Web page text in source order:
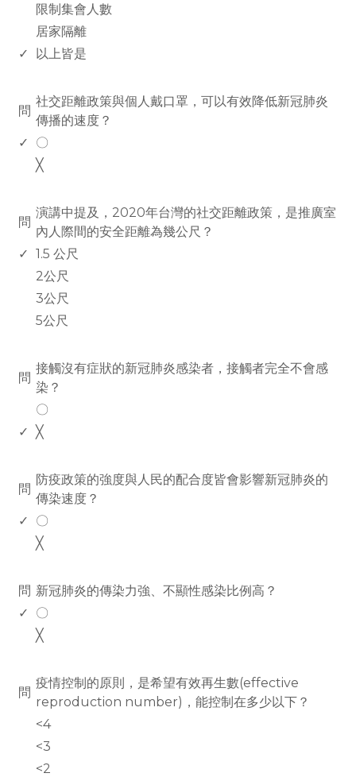
限制集會人數
居家隔離
✓
以上皆是
問
社交距離政策與個人戴口罩，可以有效降低新冠肺炎
傳播的速度？
✓
〇
╳
問
演講中提及，2020年台灣的社交距離政策，是推廣室
內人際間的安全距離為幾公尺？
✓ 1.5 公尺
2公尺
3公尺
5公尺
問
接觸沒有症狀的新冠肺炎感染者，接觸者完全不會感
染？
〇
✓ ╳
問
防疫政策的強度與人民的配合度皆會影響新冠肺炎的
傳染速度？
✓
〇
╳
問 新冠肺炎的傳染力強、不顯性感染比例高？
✓
〇
╳
問
疫情控制的原則，是希望有效再生數(effective
reproduction number)，能控制在多少以下？
<4
<3
<2